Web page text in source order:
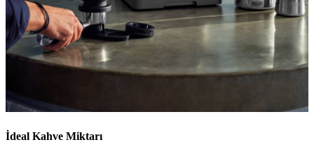
İdeal Kahve Miktarı